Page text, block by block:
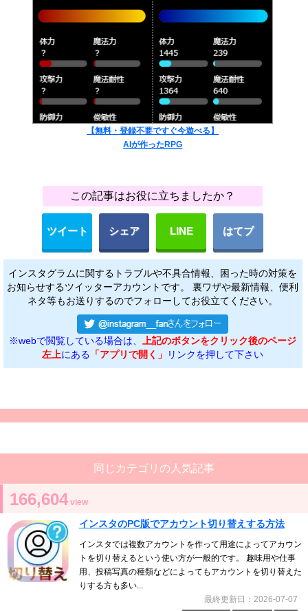
【無料・登録不要ですぐ今遊べる】
AIが作ったRPG
この記事はお役に立ちましたか？
ツイート シェア LINE はてブ
インスタグラムに関するトラブルや不具合情報、困った時の対策を
お知らせするツイッターアカウントです。 裏ワザや最新情報、便利
ネタ等もお送りするのでフォローしてお役立てください。
※webで閲覧している場合は、上記のボタンをクリック後のページ
左上にある 「アプリで開く」 リンクを押して下さい
同じカテゴリの人気記事
166,604 view
インスタのPC版でアカウント切り替えする方法
インスタでは複数アカウントを作って用途によってアカウン
トを切り替えるという使い方が一般的です。 趣味用や仕事
用、投稿写真の種類などによってもアカウントを切り替えた
りする方も多い...
最終更新日：2026-07-07